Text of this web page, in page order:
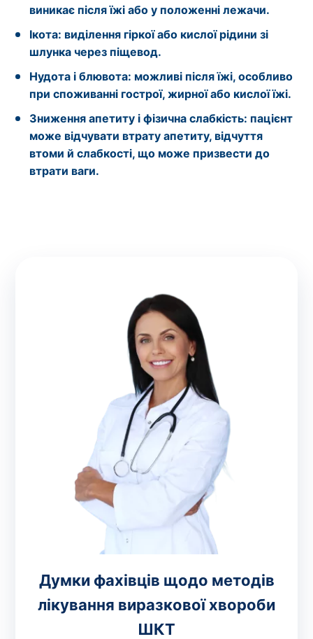
виникає після їжі або у положенні лежачи.
Ікота: виділення гіркої або кислої рідини зі
шлунка через піщевод.
Нудота і блювота: можливі після їжі, особливо
при споживанні гострої, жирної або кислої їжі.
Зниження апетиту і фізична слабкість: пацієнт
може відчувати втрату апетиту, відчуття
втоми й слабкості, що може призвести до
втрати ваги.
Думки фахівців щодо методів
лікування виразкової хвороби
ШКТ